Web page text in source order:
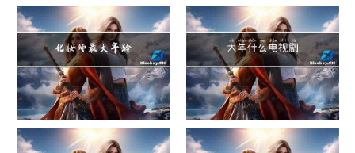
1941年多大年纪 大年三十早上吃什么美白
化妆师最大年龄 大年什么电视剧